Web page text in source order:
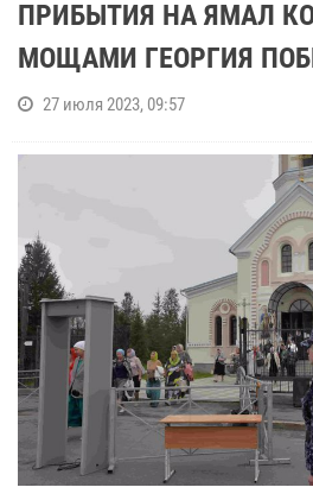
ПРИБЫТИЯ НА ЯМАЛ
МОЩАМИ ГЕОРГИЯ
27 июля 2023, 09:57